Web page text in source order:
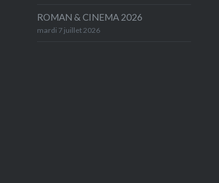
ROMAN & CINEMA 2026
mardi 7 juillet 2026